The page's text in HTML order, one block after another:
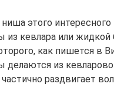
этого
из кевлара или жидкой
как пишется в
из
раздвигает